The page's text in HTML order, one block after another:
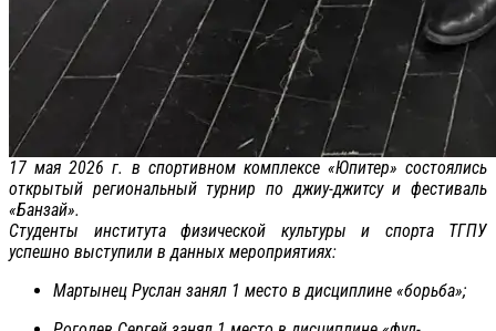
17 мая 2026 г. в спортивном комплексе «Юпитер» состоялись
открытый региональный турнир по джиу-джитсу и фестиваль
«Банзай».
Студенты института физической культуры и спорта ТГПУ
успешно выступили в данных мероприятиях:
Мартынец Руслан занял 1 место в дисциплине «борьба»;